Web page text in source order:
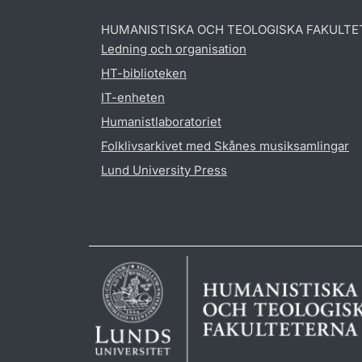
HUMANISTISKA OCH TEOLOGISKA
Ledning och organisation
HT-biblioteken
IT-enheten
Humanistlaboratoriet
Folklivsarkivet med Skånes musiksamlingar
Lund University Press